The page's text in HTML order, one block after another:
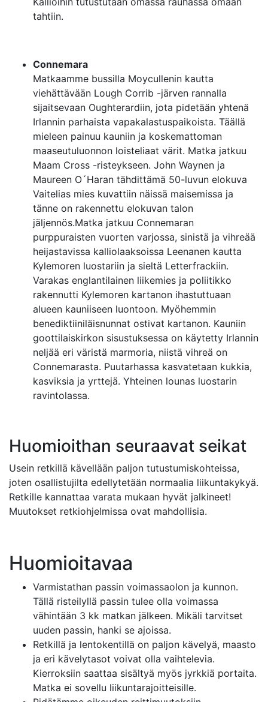
tahtiin.
Connemara
Matkaamme bussilla Moycullenin kautta
viehättävään Lough Corrib -järven rannalla
sijaitsevaan Oughterardiin, jota pidetään yhtenä
Irlannin parhaista vapakalastuspaikoista. Täällä
mieleen painuu kauniin ja koskemattoman
maaseutuluonnon loisteliaat värit. Matka jatkuu
Maam Cross -risteykseen. John Waynen ja
Maureen O´Haran tähdittämä 50-luvun elokuva
Vaitelias mies kuvattiin näissä maisemissa ja
tänne on rakennettu elokuvan talon
jäljennös.Matka jatkuu Connemaran
purppuraisten vuorten varjossa, sinistä ja vihreää
heijastavissa kalliolaaksoissa Leenanen kautta
Kylemoren luostariin ja sieltä Letterfrackiin.
Varakas englantilainen liikemies ja poliitikko
rakennutti Kylemoren kartanon ihastuttuaan
alueen kauniiseen luontoon. Myöhemmin
benediktiiniläisnunnat ostivat kartanon. Kauniin
goottilaiskirkon sisustuksessa on käytetty Irlannin
neljää eri väristä marmoria, niistä vihreä on
Connemarasta. Puutarhassa kasvatetaan kukkia,
kasviksia ja yrttejä. Yhteinen lounas luostarin
ravintolassa.
Huomioithan seuraavat seikat
Usein retkillä kävellään paljon tutustumiskohteissa,
joten osallistujilta edellytetään normaalia liikuntakykyä.
Retkille kannattaa varata mukaan hyvät jalkineet!
Muutokset retkiohjelmissa ovat mahdollisia.
Huomioitavaa
Varmistathan passin voimassaolon ja kunnon.
Tällä risteilyllä passin tulee olla voimassa
vähintään 3 kk matkan jälkeen. Mikäli tarvitset
uuden passin, hanki se ajoissa.
Retkillä ja lentokentillä on paljon kävelyä, maasto
ja eri kävelytasot voivat olla vaihtelevia.
Kierroksiin saattaa sisältyä myös jyrkkiä portaita.
Matka ei sovellu liikuntarajoitteisille.